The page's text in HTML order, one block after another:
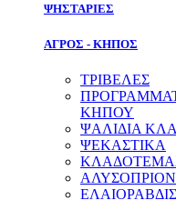
ΨΗΣΤΑΡΙΕΣ
ΑΓΡΟΣ - ΚΗΠΟΣ
ΤΡΙΒΕΛΕΣ
ΚΗΠΟΥ
ΨΑΛΙΔΙΑ
ΨΕΚΑΣΤΙΚΑ